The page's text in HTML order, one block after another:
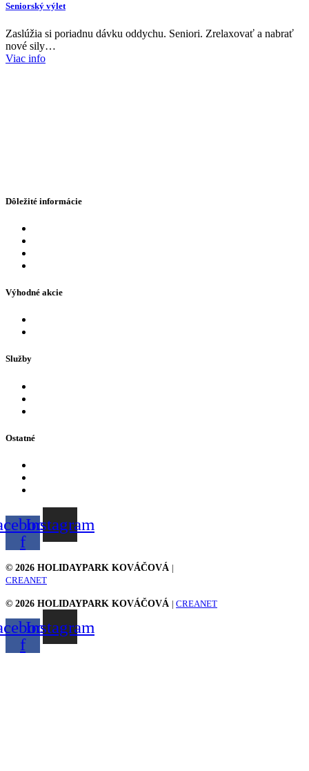
Seniorský výlet
Zaslúžia si poriadnu dávku oddychu. Seniori. Zrelaxovať a nabrať
nové sily…
Viac info
Dôležité informácie
Výhodné akcie
Služby
Ostatné
f
Instagram
© 2026 HOLIDAYPARK KOVÁČOVÁ |
CREANET
© 2026 HOLIDAYPARK KOVÁČOVÁ | CREANET
f
Instagram